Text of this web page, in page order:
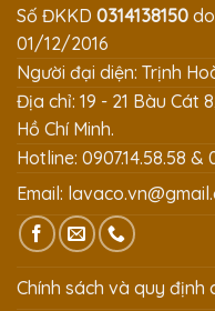
Số ĐKKD 0314138150
01/12/2016
Người đại diện: Trịnh
Địa chỉ: 19 - 21 Bàu Cát
Hồ Chí Minh.
Hotline: 0907.14.58.58 &
Email:
Chính sách và quy định